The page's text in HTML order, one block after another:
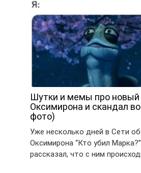
Шутки и мемы про новый
Оксимирона и скандал
фото)
Уже несколько дней в Сети
Оксимирона “Кто убил
рассказал, что с ним